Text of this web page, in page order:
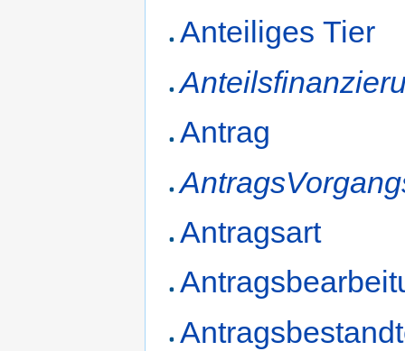
Anteiliges Tier
Antrag
Antragsart